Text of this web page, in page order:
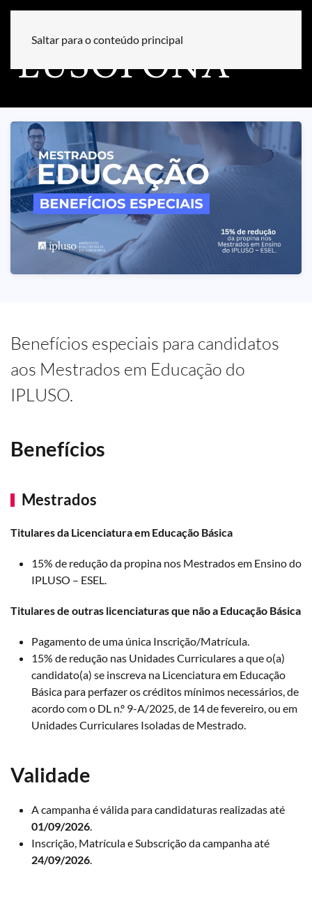
Saltar para o conteúdo principal
Benefícios especiais para candidatos
aos Mestrados em Educação do
IPLUSO.
Benefícios
Mestrados
Titulares da Licenciatura em Educação Básica
15% de redução da propina nos Mestrados em Ensino do
IPLUSO – ESEL.
Titulares de outras licenciaturas que não a Educação Básica
Pagamento de uma única Inscrição/Matrícula.
15% de redução nas Unidades Curriculares a que o(a)
candidato(a) se inscreva na Licenciatura em Educação
Básica para perfazer os créditos mínimos necessários, de
acordo com o DL n.º 9-A/2025, de 14 de fevereiro, ou em
Unidades Curriculares Isoladas de Mestrado.
Validade
A campanha é válida para candidaturas realizadas até
01/09/2026.
Inscrição, Matrícula e Subscrição da campanha até
24/09/2026.